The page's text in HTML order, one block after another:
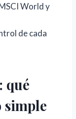
World y
de cada
qué
simple